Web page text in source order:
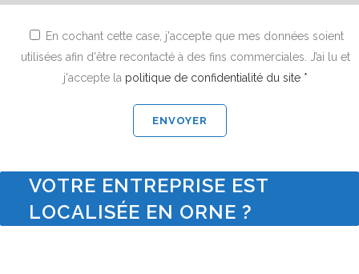
En cochant cette case, j'accepte que mes données soient
utilisées afin d'être recontacté à des fins commerciales. J’ai lu et
j'accepte la politique de confidentialité du site *
VOTRE ENTREPRISE EST
LOCALISÉE EN ORNE ?